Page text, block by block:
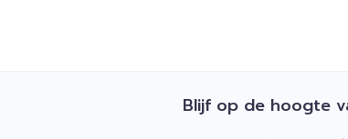
Blijf op de hoogte